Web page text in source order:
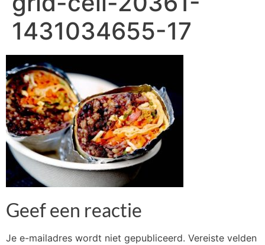
1431034655-17
Geef een reactie
Je e-mailadres wordt niet gepubliceerd. Vereiste velden